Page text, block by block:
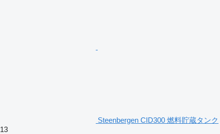
Steenbergen CID300 燃料貯蔵タンク
13